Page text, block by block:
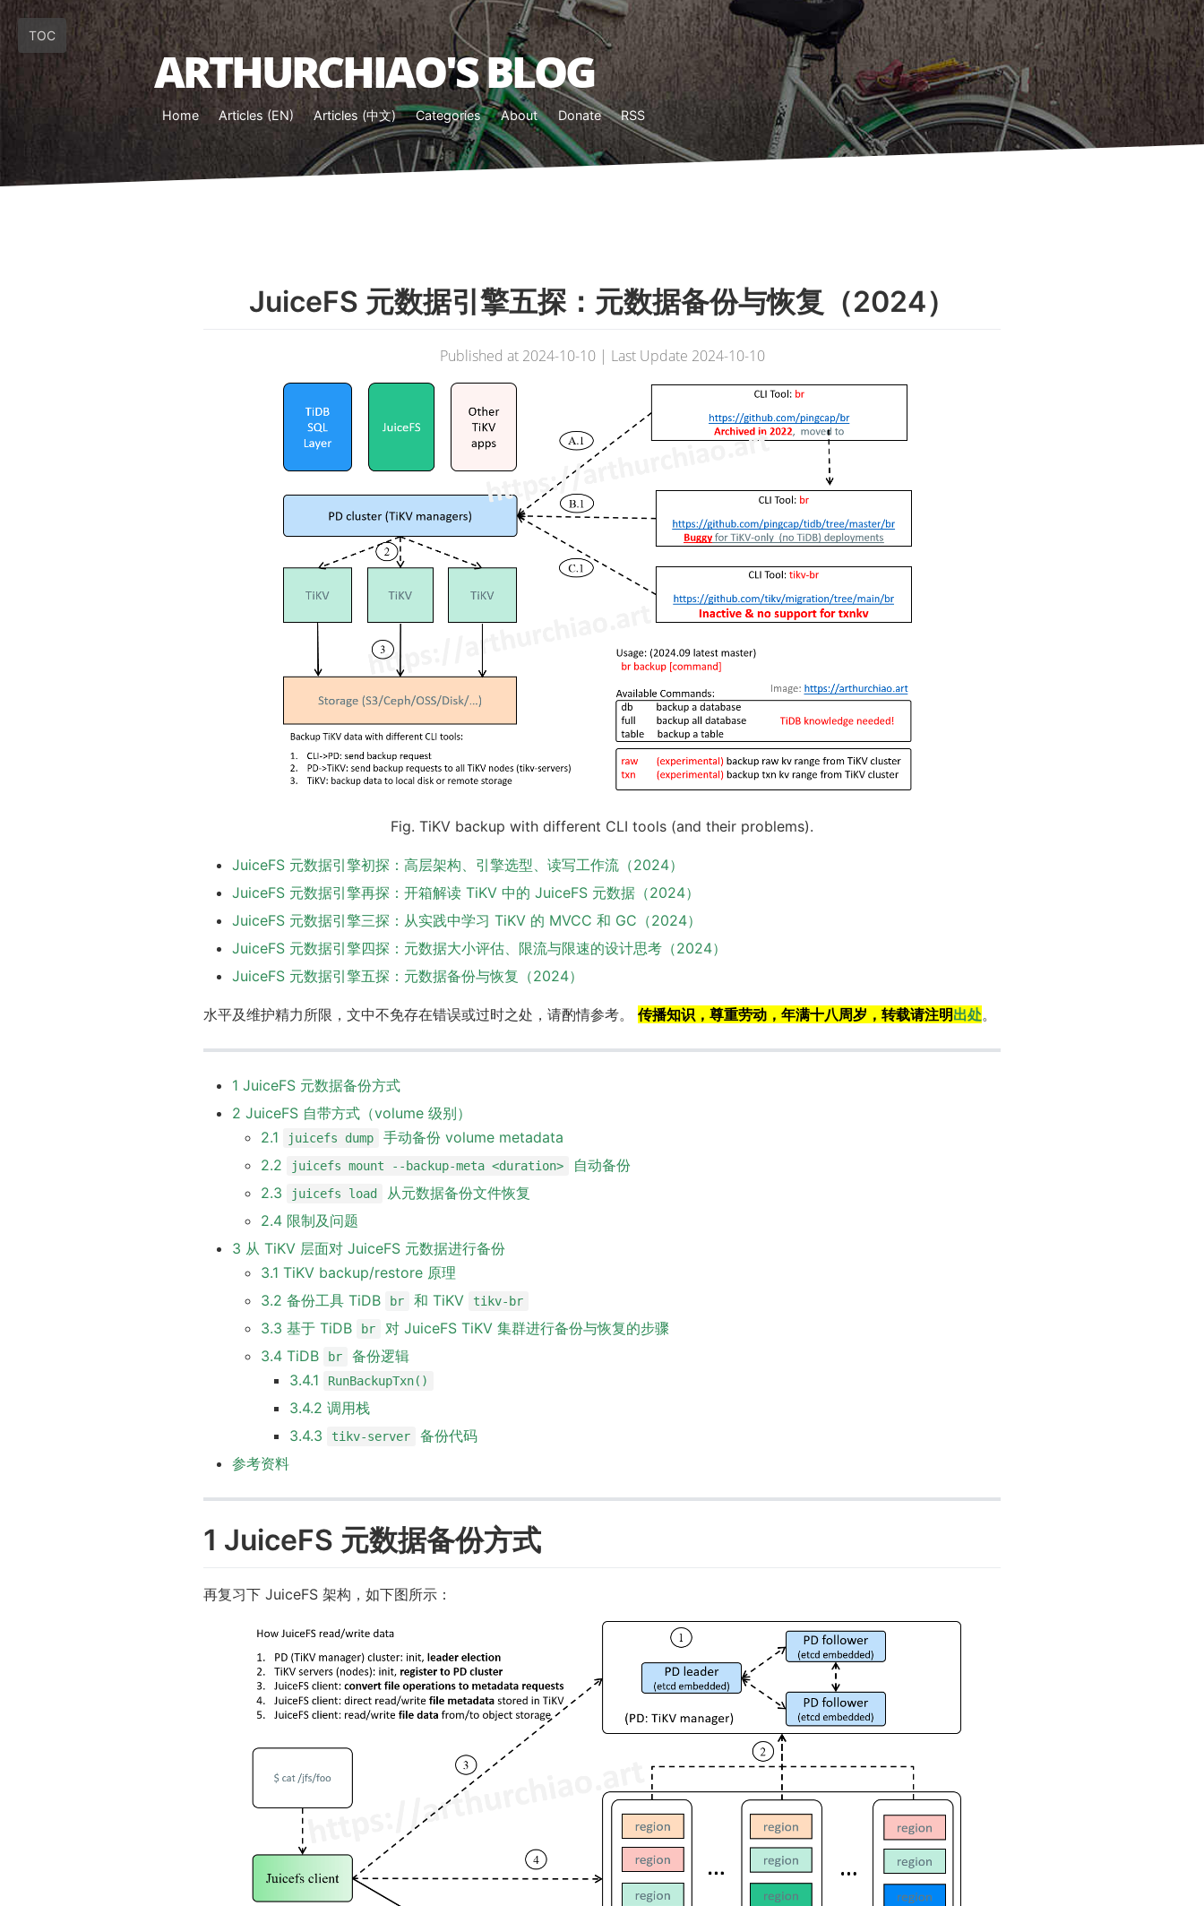
ARTHURCHIAO'S BLOG
Home Articles (EN) Articles (中文) Categories About Donate RSS
TOC
JuiceFS 元数据引擎五探：元数据备份与恢复（2024）
Published at 2024-10-10 | Last Update 2024-10-10
Fig. TiKV backup with different CLI tools (and their problems).
JuiceFS 元数据引擎初探：高层架构、引擎选型、读写工作流（2024）
JuiceFS 元数据引擎再探：开箱解读 TiKV 中的 JuiceFS 元数据（2024）
JuiceFS 元数据引擎三探：从实践中学习 TiKV 的 MVCC 和 GC（2024）
JuiceFS 元数据引擎四探：元数据大小评估、限流与限速的设计思考（2024）
JuiceFS 元数据引擎五探：元数据备份与恢复（2024）
水平及维护精力所限，文中不免存在错误或过时之处，请酌情参考。 传播知识，尊重劳动，年满十八周岁，转载请注明出处。
1 JuiceFS 元数据备份方式
2 JuiceFS 自带方式（volume 级别）
2.1
juicefs dump
手动备份 volume metadata
2.2
juicefs mount --backup-meta <duration>
自动备份
2.3
juicefs load
从元数据备份文件恢复
2.4 限制及问题
3 从 TiKV 层面对 JuiceFS 元数据进行备份
3.1 TiKV backup/restore 原理
3.2 备份工具 TiDB
br 和 TiKV tikv-br
3.3 基于 TiDB br
对 JuiceFS TiKV 集群进行备份与恢复的步骤
3.4 TiDB
br
备份逻辑
3.4.1
RunBackupTxn()
3.4.2 调用栈
3.4.3
tikv-server
备份代码
参考资料
1 JuiceFS 元数据备份方式
再复习下 JuiceFS 架构，如下图所示：